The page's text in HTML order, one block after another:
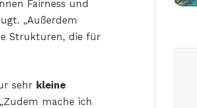
Fairness und
„Außerdem
Strukturen, die für
sehr kleine
mache ich